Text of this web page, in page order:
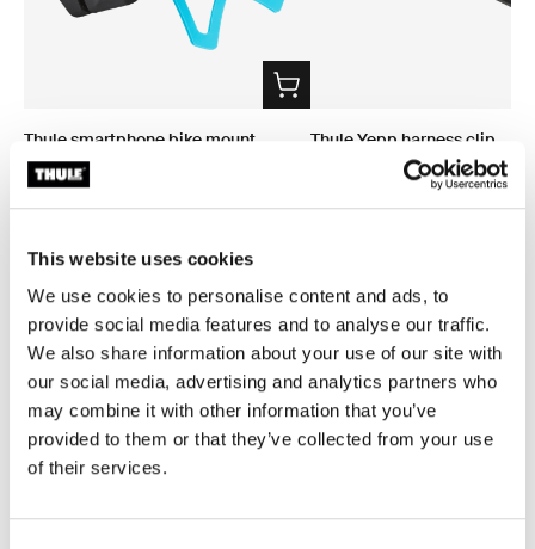
This website uses cookies
We use cookies to personalise content and ads, to
provide social media features and to analyse our traffic.
We also share information about your use of our site with
our social media, advertising and analytics partners who
may combine it with other information that you’ve
provided to them or that they’ve collected from your use
of their services.
Thule smartphone bike mount
držák chytrých telefonů na kolo černá
Thule Yepp harness clip
přezka na popruh černá
Toggle overview
Popis výrobku
Toggle features
Všechny funkce
Technické údaje